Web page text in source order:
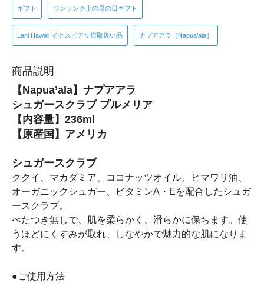
ギフト ワンランク上の母の日ギフト
Lani Hawaii イクスピアリ店取扱い品 ナプアアラ［Napua’ala］
商品説明
【Napua’ala】ナプアアラ
シュガースクラブ プルメリア
【内容量】236ml
【原産国】アメリカ
シュガースクラブ
ククイ、マカダミア、ココナッツオイル、ヒマワリ油、
オーガニックシュガー、ビタミンA・Eを配合したシュガ
ースクラブ。
べたつき無しで、肌を柔らかく、滑らかに保ちます。使
うほどにくすみが取れ、しなやかで魅力的な肌になりま
す。
●ご使用方法